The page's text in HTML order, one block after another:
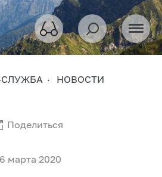
СЛУЖБА НОВОСТИ
марта 2020
Поделиться